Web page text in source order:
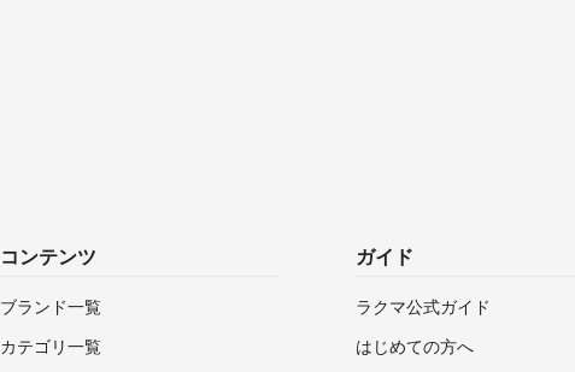
コンテンツ
ブランド一覧
カテゴリ一覧
ガイド
ラクマ公式ガイド
はじめての方へ